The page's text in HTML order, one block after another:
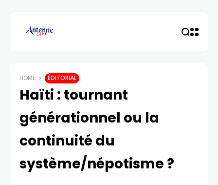
HOME ÉDITORIAL
Haïti : tournant
générationnel ou la
continuité du
système/népotisme ?